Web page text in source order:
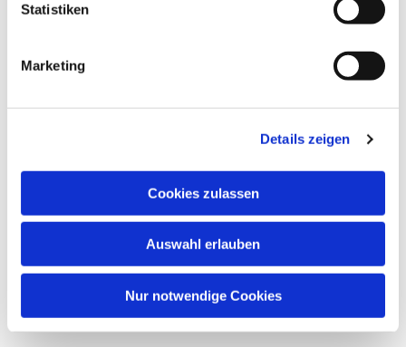
Statistiken
Marketing
Details zeigen
Cookies zulassen
Auswahl erlauben
Nur notwendige Cookies